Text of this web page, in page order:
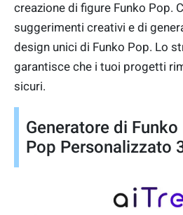
creazione di figure Funko Pop.
suggerimenti creativi e di
design unici di Funko Pop. Lo
garantisce che i tuoi progetti
sicuri.
Generatore di Funko
Pop Personalizzato